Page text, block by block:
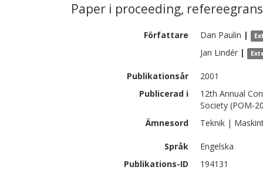
Paper i proceeding,
Författare Dan Paulin |
Jan Lindér |
Publikationsår
2001
Publicerad i
12th Annual
Society (POM-
Ämnesord
Teknik |
Språk
Engelska
Publikations-ID
194131